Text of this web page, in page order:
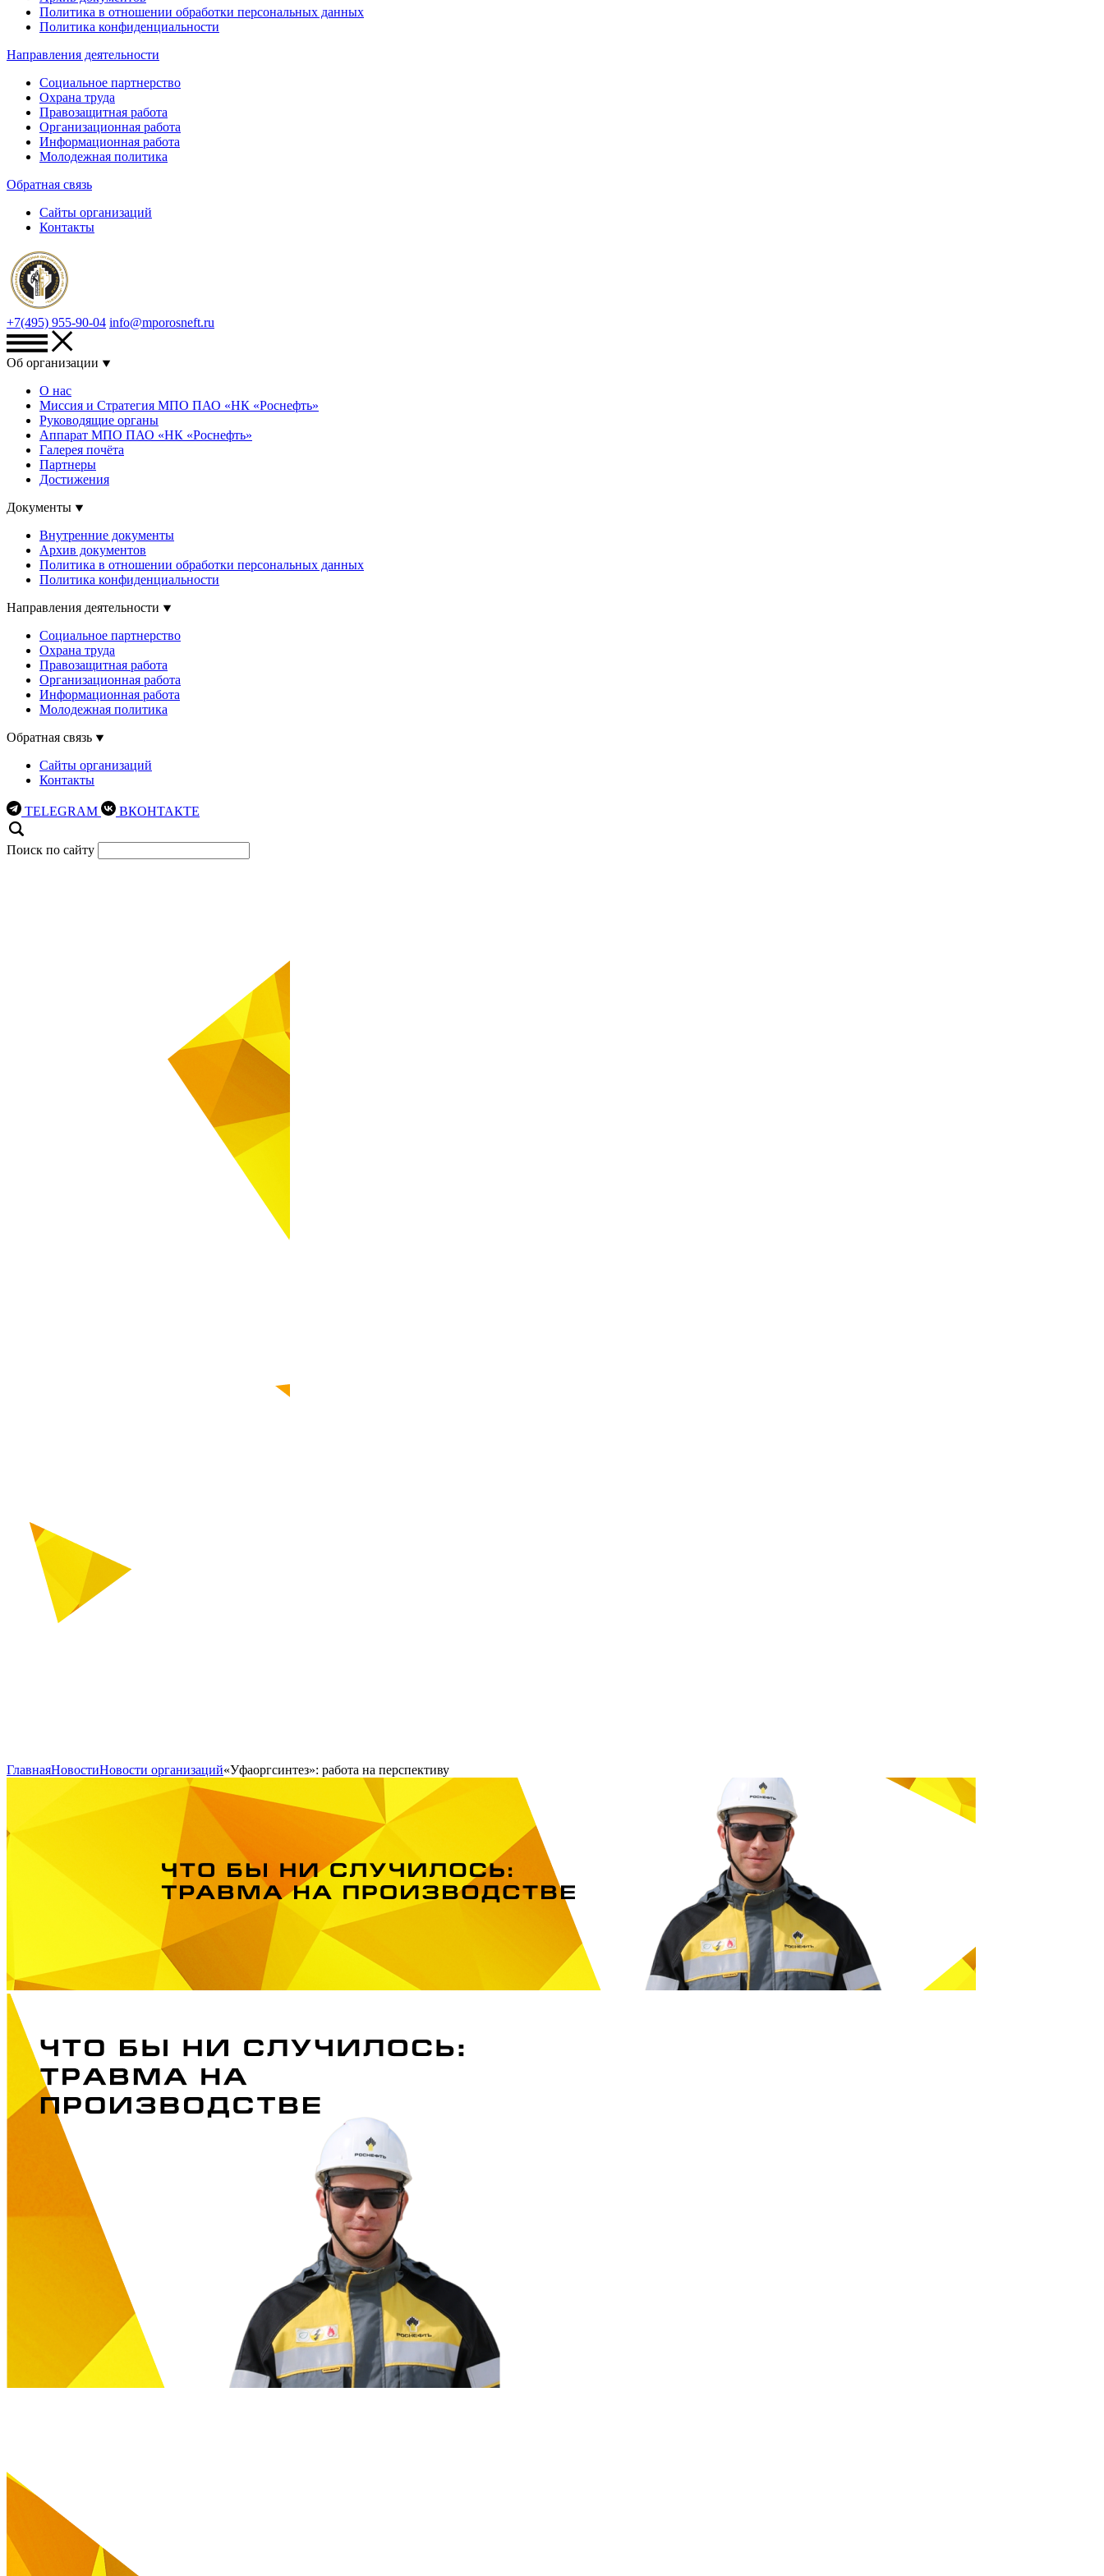
Политика в отношении обработки персональных данных
Политика конфиденциальности
Направления деятельности
Социальное партнерство
Охрана труда
Правозащитная работа
Организационная работа
Информационная работа
Молодежная политика
Обратная связь
Сайты организаций
Контакты
+7(495) 955-90-04 info@mporosneft.ru
Об организации
О нас
Миссия и Стратегия МПО ПАО «НК «Роснефть»
Руководящие органы
Аппарат МПО ПАО «НК «Роснефть»
Галерея почёта
Партнеры
Достижения
Документы
Внутренние документы
Архив документов
Политика в отношении обработки персональных данных
Политика конфиденциальности
Направления деятельности
Социальное партнерство
Охрана труда
Правозащитная работа
Организационная работа
Информационная работа
Молодежная политика
Обратная связь
Сайты организаций
Контакты
TELEGRAM ВКОНТАКТЕ
Поиск по сайту
ГлавнаяНовостиНовости организаций«Уфаоргсинтез»: работа на перспективу